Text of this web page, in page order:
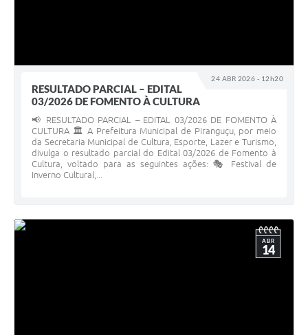
24 ABR 2026 - 12h20
RESULTADO PARCIAL – EDITAL
03/2026 DE FOMENTO À CULTURA
📢 RESULTADO PARCIAL – EDITAL 03/2026 DE FOMENTO À
CULTURA 🏛️ A Prefeitura Municipal de Piranguçu, por meio
da Secretaria Municipal de Cultura, Esporte, Lazer e Turismo,
divulga o resultado parcial do Edital 03/2026 de Fomento à
Cultura, voltado para as seguintes ações: 🎭 Festival de
Inverno Cultural,...
ABR
14